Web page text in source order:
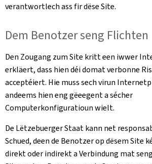
verantwortlech ass fir dëse Site.
Dem Benotzer seng Flichten
Den Zougang zum Site kritt een iwwer
erkläert, dass hien déi domat verbonne
acceptéiert. Hie muss sech virun
andeems hien eng gëeegent a sécher
Computerkonfiguratioun wielt.
De Lëtzebuerger Staat kann net
Schued, deen de Benotzer op dësem Site
direkt oder indirekt a Verbindung mat